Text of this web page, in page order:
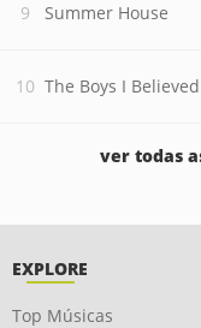
Summer House
The Boys I
ver todas
EXPLORE
Top Músicas